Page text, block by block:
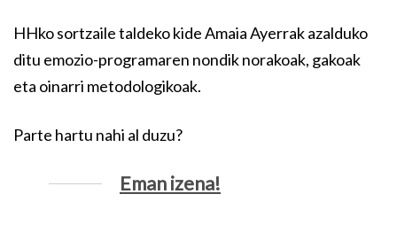
HHko sortzaile taldeko kide Amaia Ayerrak azalduko
ditu emozio-programaren nondik norakoak, gakoak
eta oinarri metodologikoak.
Parte hartu nahi al duzu?
Eman izena!